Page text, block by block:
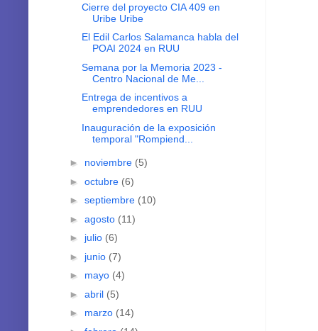
Cierre del proyecto CIA 409 en
Uribe Uribe
El Edil Carlos Salamanca habla del
POAI 2024 en RUU
Semana por la Memoria 2023 -
Centro Nacional de Me...
Entrega de incentivos a
emprendedores en RUU
Inauguración de la exposición
temporal "Rompiend...
► noviembre (5)
► octubre (6)
► septiembre (10)
► agosto (11)
► julio (6)
► junio (7)
► mayo (4)
► abril (5)
► marzo (14)